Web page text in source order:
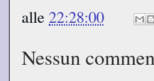
alle 22:28:00
Nessun